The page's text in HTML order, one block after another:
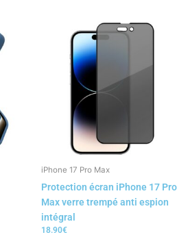
iPhone 17 Pro Max
Protection écran iPhone 17 Pro
Max verre trempé anti espion
intégral
18.90€